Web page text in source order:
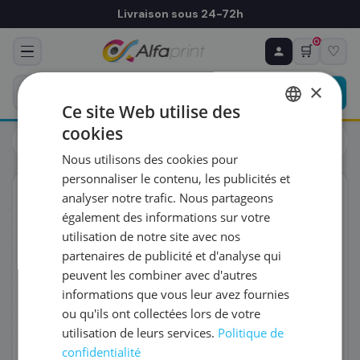
Livraison sous 24-72h
🛒
0
♡
Toners
Canon
ORIGINAL
♻ COMMANDE RÉCURRENTE
Prévoyez & économisez
Programmez votre prochain achat — notre équipe
vous prépare un devis personnalisé
RÉFÉRENCE DU PRODUIT
FRÉQUENCE
QUANTITÉ PAR LIVRAISON
DATE DE PREMIÈRE LIVRAISON SOUHAITÉE
×
Ce site Web utilise des
cookies
Nous utilisons des cookies pour
personnaliser le contenu, les publicités et
analyser notre trafic. Nous partageons
également des informations sur votre
utilisation de notre site avec nos
partenaires de publicité et d'analyse qui
peuvent les combiner avec d'autres
informations que vous leur avez fournies
ou qu'ils ont collectées lors de votre
utilisation de leurs services. Politique de
confidentialité